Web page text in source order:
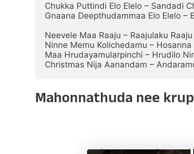
Chukka Puttindi Elo Elelo – Sandadi
Gnaana Deepthudammaa Elo Elelo –
Neevele Maa Raaju – Raajulaku Raaju
Ninne Memu Kolichedamu –
Maa Hrudayamularpinchi – Hrudilo
Christmas Nija Aanandam –
Mahonnathuda nee